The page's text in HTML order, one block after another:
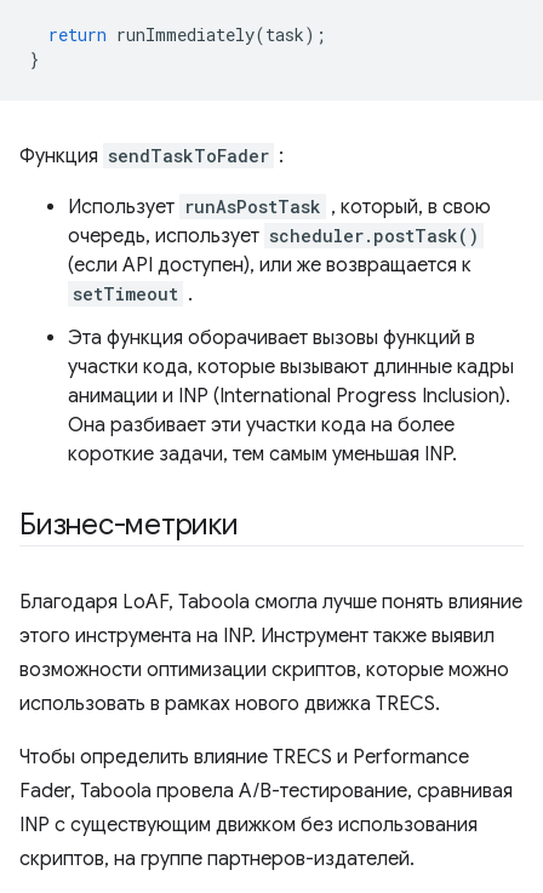
return runImmediately(task);
}
Функция sendTaskToFader :
Использует runAsPostTask , который, в свою
очередь, использует scheduler.postTask()
(если API доступен), или же возвращается к
setTimeout .
Эта функция оборачивает вызовы функций в
участки кода, которые вызывают длинные кадры
анимации и INP (International Progress Inclusion).
Она разбивает эти участки кода на более
короткие задачи, тем самым уменьшая INP.
Бизнес-метрики
Благодаря LoAF, Taboola смогла лучше понять влияние
этого инструмента на INP. Инструмент также выявил
возможности оптимизации скриптов, которые можно
использовать в рамках нового движка TRECS.
Чтобы определить влияние TRECS и Performance
Fader, Taboola провела A/B-тестирование, сравнивая
INP с существующим движком без использования
скриптов, на группе партнеров-издателей.